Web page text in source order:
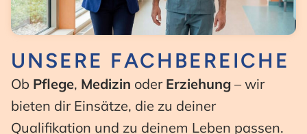
UNSERE FACHBEREICHE
Ob Pflege, Medizin oder Erziehung – wir
bieten dir Einsätze, die zu deiner
Qualifikation und zu deinem Leben passen.